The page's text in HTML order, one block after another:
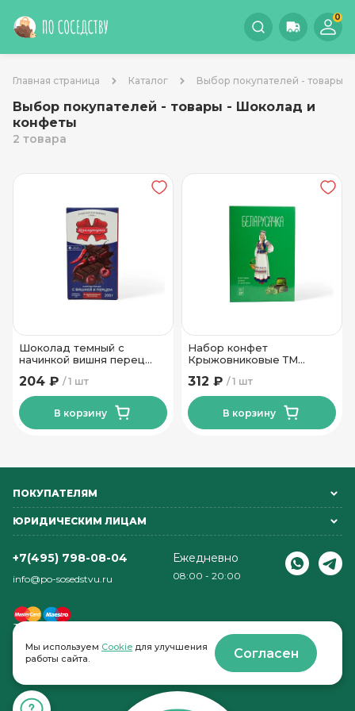
0
Главная страница Каталог Выбор покупателей - товары
Выбор покупателей - товары - Шоколад и
конфеты
2 товара
Шоколад темный с
начинкой вишня перец
1 шт
204 ₽
В корзину
Набор конфет
Крыжовниковые ТМ
1 шт
312 ₽
В корзину
ПОКУПАТЕЛЯМ
ЮРИДИЧЕСКИМ ЛИЦАМ
+7(495) 798-08-04
info@po-sosedstvu.ru
Ежедневно
08:00 - 20:00
© 2022-2026 . По соседству
Мы используем Cookie для улучшения
работы сайта.
Согласен